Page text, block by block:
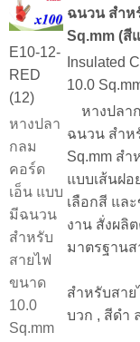
E10-12-
RED
(12)
หางปลา
กลม
คอร์ด
เอ็น แบบ
มีฉนวน
สำหรับ
สายไฟ
ขนาด
10.0
Sq.mm
ฉนวน สำห
Sq.mm (สี
Insulated
10.0
หางปลา
ฉนวน สำห
Sq.mm สำ
แบบเส้นฝอ
เลือกสี แล
งาน สั่งผลิ
มาตรฐานส
สำหรับสาย
บวก , สีดำ